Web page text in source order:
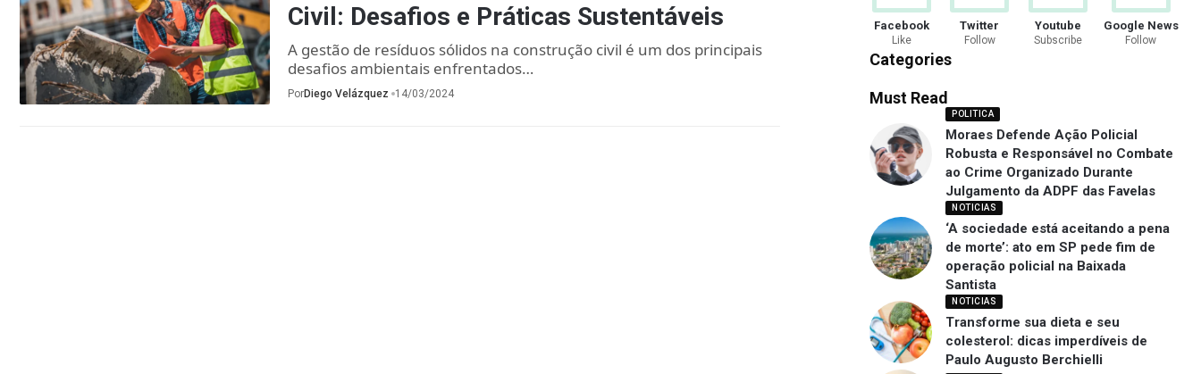
Civil: Desafios e Práticas Sustentáveis
A gestão de resíduos sólidos na construção civil é um dos principais
desafios ambientais enfrentados…
PorDiego Velázquez 14/03/2024
Facebook
Like
Twitter
Follow
Youtube
Subscribe
Google News
Follow
Categories
Must Read
POLITICA
Moraes Defende Ação Policial
Robusta e Responsável no Combate
ao Crime Organizado Durante
Julgamento da ADPF das Favelas
NOTICIAS
‘A sociedade está aceitando a pena
de morte’: ato em SP pede fim de
operação policial na Baixada
Santista
NOTICIAS
Transforme sua dieta e seu
colesterol: dicas imperdíveis de
Paulo Augusto Berchielli